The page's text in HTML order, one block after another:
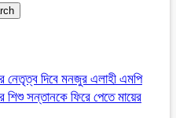
নেতৃত্ব দিবে মনজুর এলাহী এমপি
শিশু সন্তানকে ফিরে পেতে মায়ের